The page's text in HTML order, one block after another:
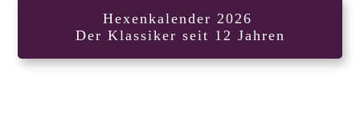
Hexenkalender 2026
Der Klassiker seit 12 Jahren